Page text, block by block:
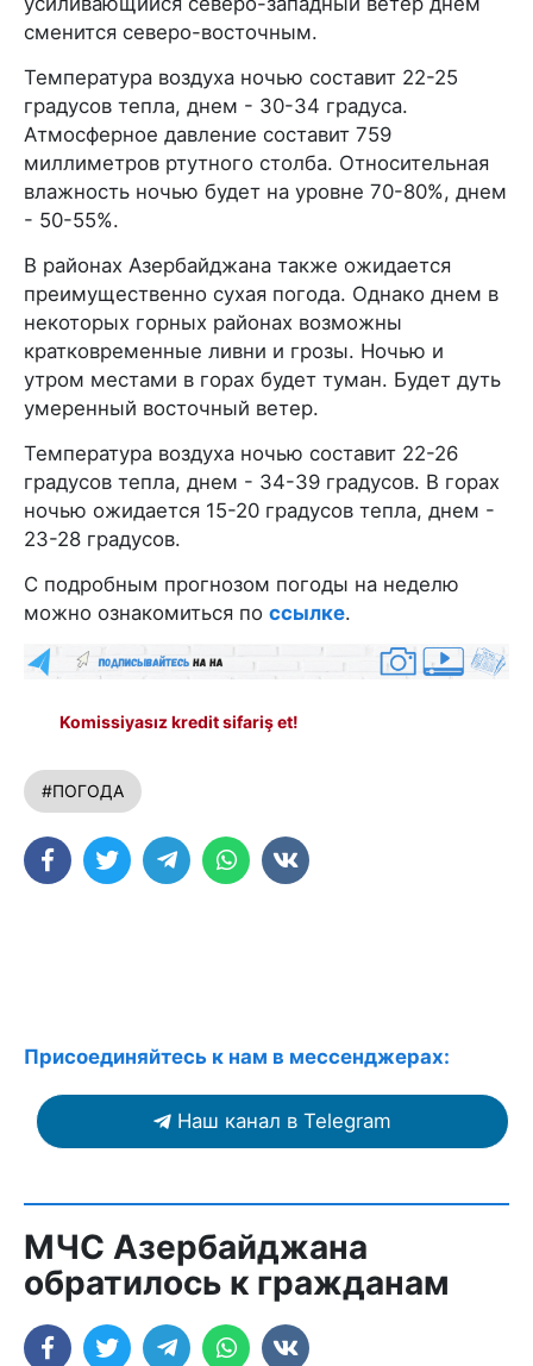
сменится северо-восточным.
Температура воздуха ночью составит 22-25
градусов тепла, днем - 30-34 градуса.
Атмосферное давление составит 759
миллиметров ртутного столба. Относительная
влажность ночью будет на уровне 70-80%, днем
- 50-55%.
В районах Азербайджана также ожидается
преимущественно сухая погода. Однако днем в
некоторых горных районах возможны
кратковременные ливни и грозы. Ночью и
утром местами в горах будет туман. Будет дуть
умеренный восточный ветер.
Температура воздуха ночью составит 22-26
градусов тепла, днем - 34-39 градусов. В горах
ночью ожидается 15-20 градусов тепла, днем -
23-28 градусов.
С подробным прогнозом погоды на неделю
можно ознакомиться по ссылке.
Komissiyasız kredit sifariş et!
#ПОГОДА
Присоединяйтесь к нам в мессенджерах:
Наш канал в Telegram
МЧС Азербайджана
обратилось к гражданам